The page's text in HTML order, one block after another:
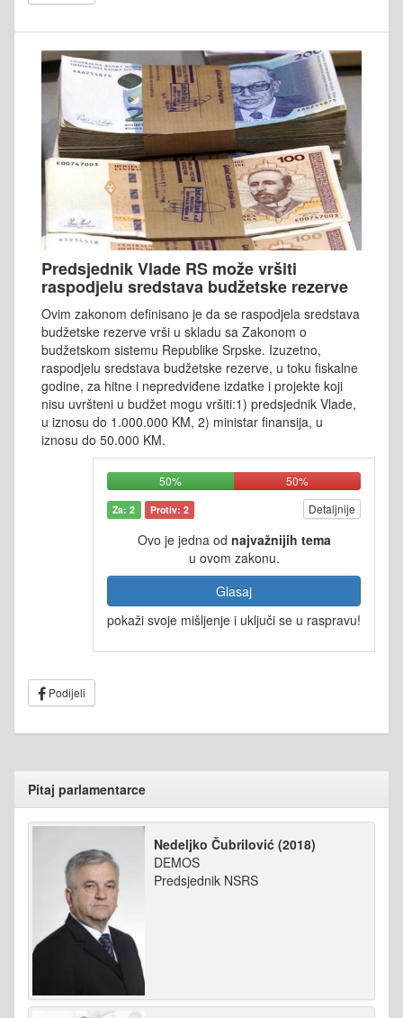
Predsjednik Vlade RS može vršiti
raspodjelu sredstava budžetske rezerve
Ovim zakonom definisano je da se raspodjela sredstava
budžetske rezerve vrši u skladu sa Zakonom o
budžetskom sistemu Republike Srpske. Izuzetno,
raspodjelu sredstava budžetske rezerve, u toku fiskalne
godine, za hitne i nepredviđene izdatke i projekte koji
nisu uvršteni u budžet mogu vršiti:1) predsjednik Vlade,
u iznosu do 1.000.000 KM, 2) ministar finansija, u
iznosu do 50.000 KM.
50% 50%
Za: 2 Protiv: 2 Detaljnije
Ovo je jedna od najvažnijih tema
u ovom zakonu.
Glasaj
pokaži svoje mišljenje i uključi se u raspravu!
Podijeli
Pitaj parlamentarce
Nedeljko Čubrilović (2018)
DEMOS
Predsjednik NSRS